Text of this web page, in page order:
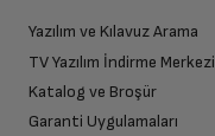
servise teslim edin.
Yazılım ve Kılavuz Arama
TV Yazılım İndirme Merkezi
Katalog ve Broşür
Garanti Uygulamaları